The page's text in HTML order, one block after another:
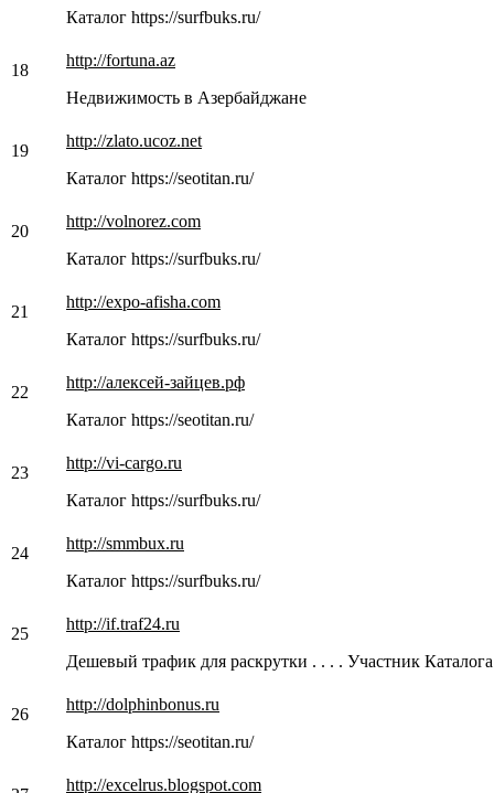
Каталог https://surfbuks.ru/
18
http://fortuna.az
Недвижимость в Азербайджане
19
http://zlato.ucoz.net
Каталог https://seotitan.ru/
20
http://volnorez.com
Каталог https://surfbuks.ru/
21
http://expo-afisha.com
Каталог https://surfbuks.ru/
22
http://алексей-зайцев.рф
Каталог https://seotitan.ru/
23
http://vi-cargo.ru
Каталог https://surfbuks.ru/
24
http://smmbux.ru
Каталог https://surfbuks.ru/
25
http://if.traf24.ru
Дешевый трафик для раскрутки . . . . Участник
26
http://dolphinbonus.ru
Каталог https://seotitan.ru/
http://excelrus.blogspot.com